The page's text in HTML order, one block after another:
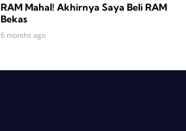
RAM Mahal! Akhirnya Saya Beli RAM
Bekas
6 months ago